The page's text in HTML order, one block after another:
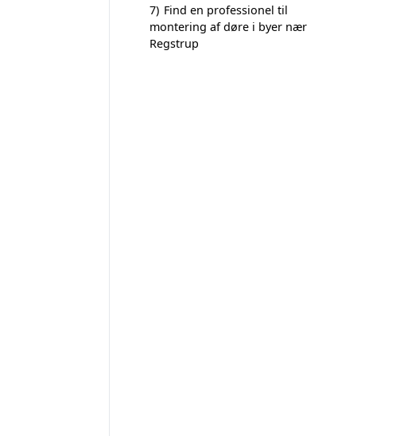
7) Find en professionel til
montering af døre i byer nær
Regstrup